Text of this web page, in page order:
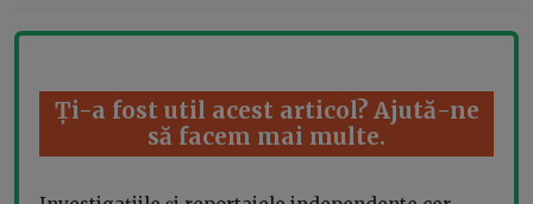
Ți-a fost util acest articol? Ajută-ne
să facem mai multe.